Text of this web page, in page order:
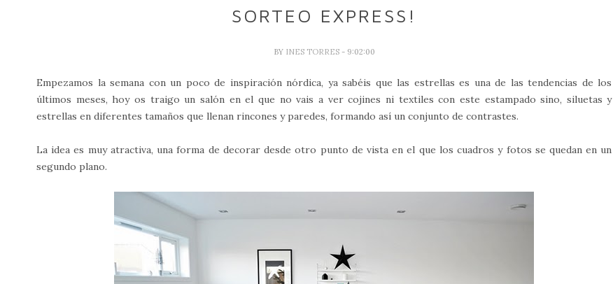
SORTEO EXPRESS!
BY INES TORRES - 9:02:00
Empezamos la semana con un poco de inspiración nórdica, ya sabéis que las estrellas es una de las tendencias de los
últimos meses, hoy os traigo un salón en el que no vais a ver cojines ni textiles con este estampado sino, siluetas y
estrellas en diferentes tamaños que llenan rincones y paredes, formando así un conjunto de contrastes.
La idea es muy atractiva, una forma de decorar desde otro punto de vista en el que los cuadros y fotos se quedan en un
segundo plano.